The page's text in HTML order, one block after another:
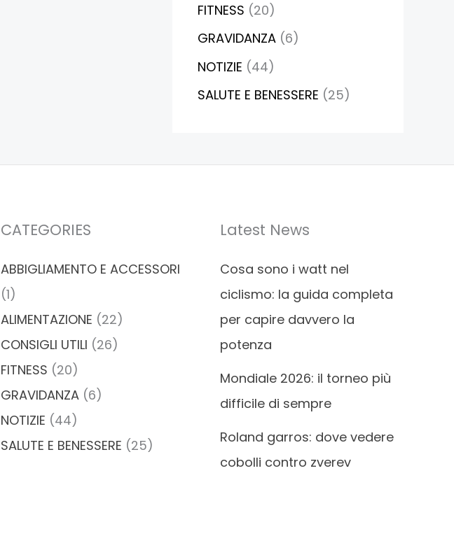
FITNESS (20)
GRAVIDANZA (6)
NOTIZIE (44)
SALUTE E BENESSERE (25)
CATEGORIES
ABBIGLIAMENTO E ACCESSORI
(1)
ALIMENTAZIONE (22)
CONSIGLI UTILI (26)
FITNESS (20)
GRAVIDANZA (6)
NOTIZIE (44)
SALUTE E BENESSERE (25)
Latest News
Cosa sono i watt nel
ciclismo: la guida completa
per capire davvero la
potenza
Mondiale 2026: il torneo più
difficile di sempre
Roland garros: dove vedere
cobolli contro zverev